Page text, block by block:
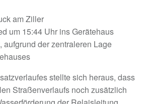
am Ziller
um 15:44 Uhr ins Gerätehaus
aufgrund der zentraleren Lage
stellte sich heraus, dass
Straßenverlaufs noch zusätzlich